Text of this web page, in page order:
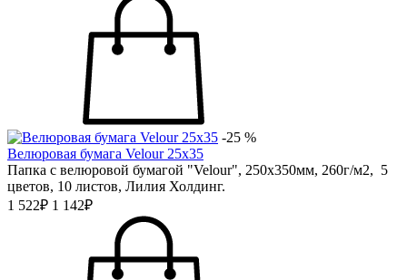
-25 %
Велюровая бумага Velour 25х35
Папка с велюровой бумагой "Velour", 250х350мм, 260г/м2, 5
цветов, 10 листов, Лилия Холдинг.
1 522₽ 1 142₽